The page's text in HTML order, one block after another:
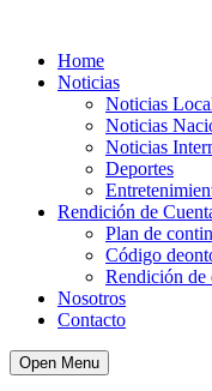
Home
Noticias
Noticias
Noticias
Noticias
Deportes
Rendición de
Plan de
Código
Rendición de
Nosotros
Contacto
Open Menu